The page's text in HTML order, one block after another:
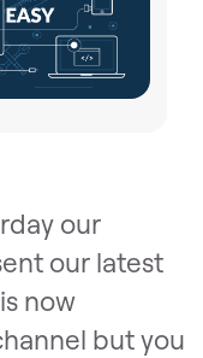
our
our latest
now
but you